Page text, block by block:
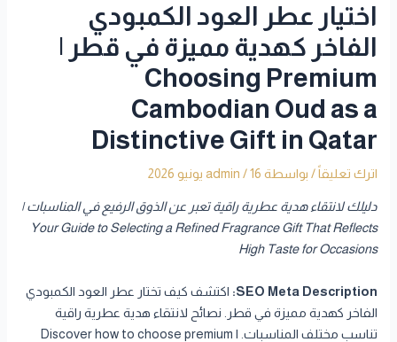
اختيار عطر العود الكمبودي
الفاخر كهدية مميزة في قطر |
Choosing Premium
Cambodian Oud as a
Distinctive Gift in Qatar
اترك تعليقاً / بواسطة admin /16 يونيو 2026
دليلك لانتقاء هدية عطرية راقية تعبر عن الذوق الرفيع في المناسبات |
Your Guide to Selecting a Refined Fragrance Gift That Reflects
High Taste for Occasions
SEO Meta Description: اكتشف كيف تختار عطر العود الكمبودي
الفاخر كهدية مميزة في قطر. نصائح لانتقاء هدية عطرية راقية
تناسب مختلف المناسبات. | Discover how to choose premium